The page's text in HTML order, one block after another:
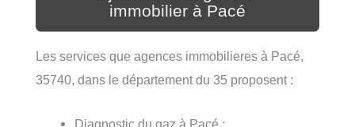
immobilier à Pacé
Les services que agences immobilieres à Pacé,
35740, dans le département du 35 proposent :